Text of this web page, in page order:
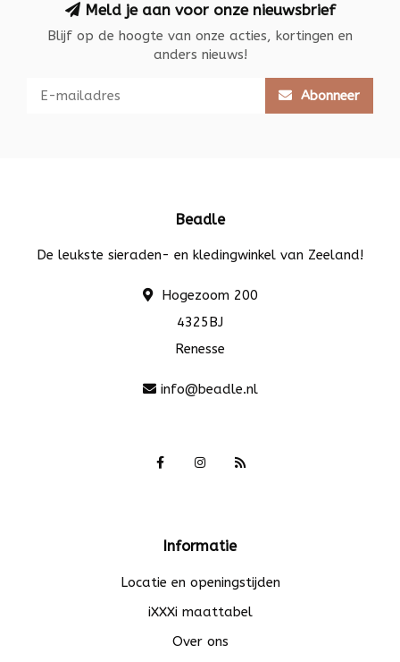
Meld je aan voor onze nieuwsbrief
Blijf op de hoogte van onze acties, kortingen en
anders nieuws!
Abonneer
Beadle
De leukste sieraden- en kledingwinkel van Zeeland!
Hogezoom 200
4325BJ
Renesse
info@beadle.nl
Informatie
Locatie en openingstijden
iXXXi maattabel
Over ons